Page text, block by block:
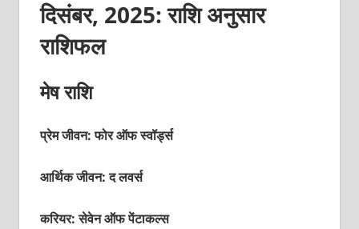
दिसंबर, 2025: राशि अनुसार
राशिफल
मेष राशि
प्रेम जीवन: फोर ऑफ स्‍वॉर्ड्स
आर्थिक जीवन: द लवर्स
करियर: सेवेन ऑफ पेंटाकल्‍स